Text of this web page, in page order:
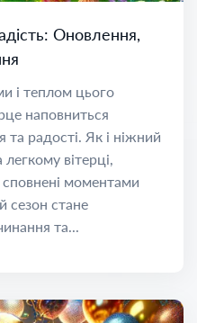
Оновлення,
і теплом цього
наповниться
радості. Як і ніжний
вітерці,
моментами
сезон стане
та...